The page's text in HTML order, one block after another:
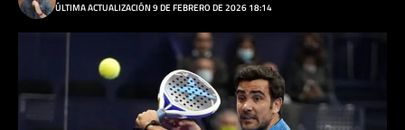
ÚLTIMA ACTUALIZACIÓN 9 DE FEBRERO DE 2026 18:14